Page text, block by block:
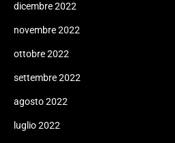
dicembre 2022
novembre 2022
ottobre 2022
settembre 2022
agosto 2022
luglio 2022